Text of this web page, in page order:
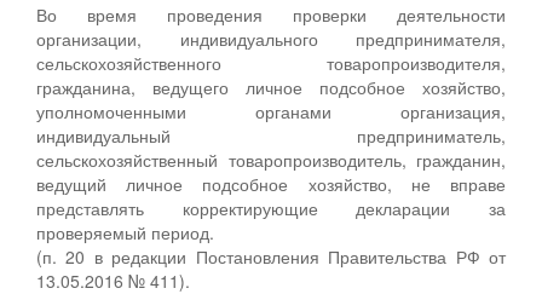
Во время проведения проверки деятельности
организации, индивидуального предпринимателя,
сельскохозяйственного товаропроизводителя,
гражданина, ведущего личное подсобное хозяйство,
уполномоченными органами организация,
индивидуальный предприниматель,
сельскохозяйственный товаропроизводитель, гражданин,
ведущий личное подсобное хозяйство, не вправе
представлять корректирующие декларации за
проверяемый период.
(п. 20 в редакции Постановления Правительства РФ от
13.05.2016 № 411).